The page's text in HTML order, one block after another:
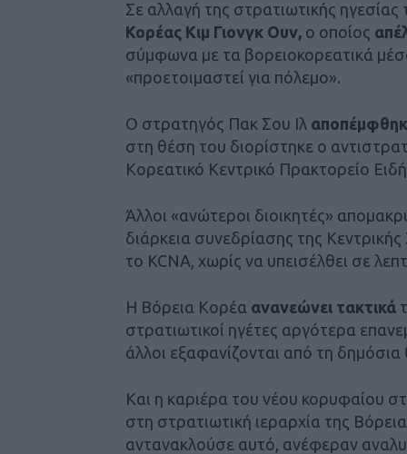
Σε αλλαγή της στρατιωτικής
Κορέας Κιμ Γιονγκ Ουν, ο οποίος
σύμφωνα με τα βορειοκορεατικά
«προετοιμαστεί για πόλεμο».
Ο στρατηγός Πακ Σου Ιλ
στη θέση του διορίστηκε ο
Κορεατικό Κεντρικό Πρακτορείο
Άλλοι «ανώτεροι διοικητές»
διάρκεια συνεδρίασης της
το KCNA, χωρίς να υπεισέλθει σε
Η Βόρεια Κορέα ανανεώνει τακτικά
στρατιωτικοί ηγέτες αργότερα
άλλοι εξαφανίζονται από τη δημόσια
Και η καριέρα του νέου κορυφαίου
στη στρατιωτική ιεραρχία της
αντανακλούσε αυτό, ανέφεραν